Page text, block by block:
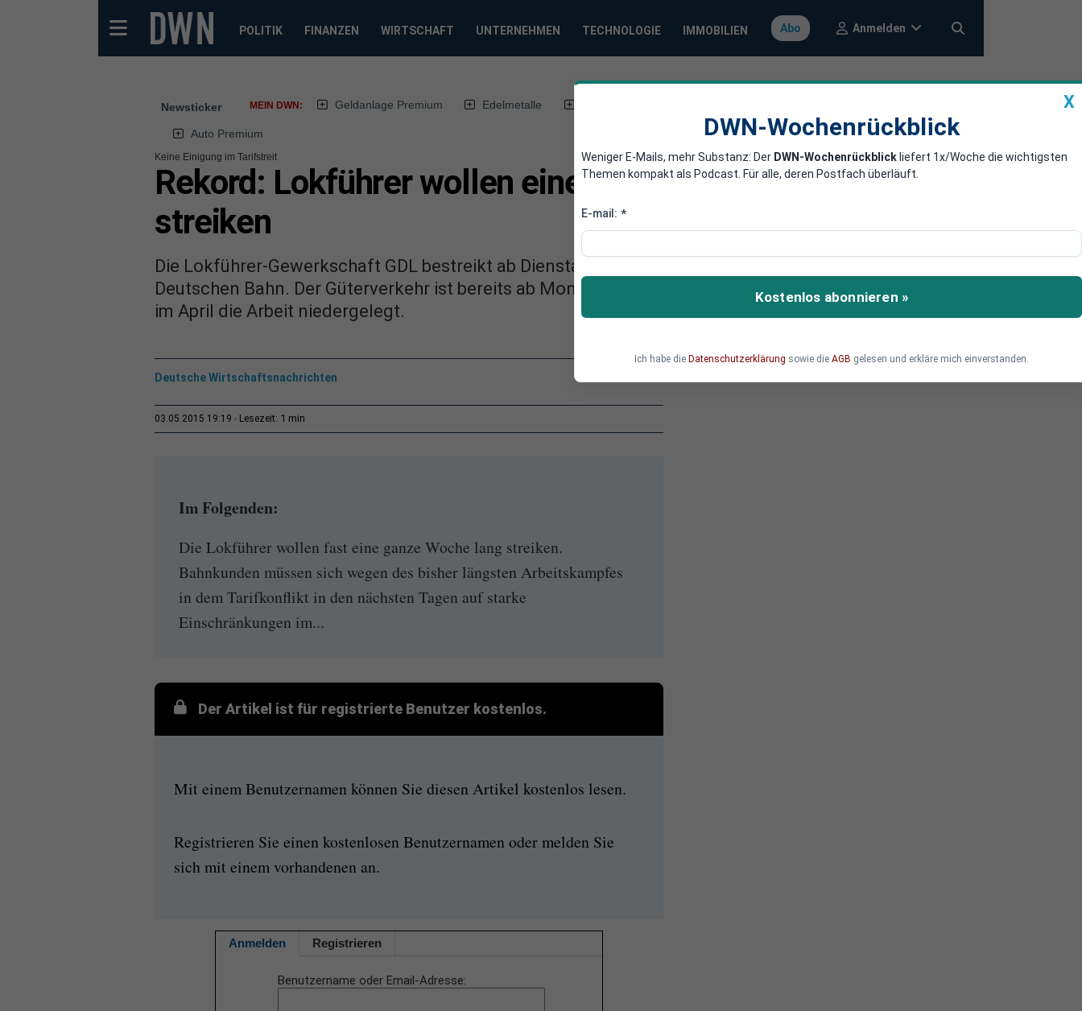
POLITIK FINANZEN WIRTSCHAFT UNTERNEHMEN TECHNOLOGIE IMMOBILIEN Abo Anmelden
Newsticker MEIN DWN: Geldanlage Premium Edelmetalle
Auto Premium
Keine Einigung im Tarifstreit
Rekord: Lokführer wollen eine ganze Woche lang
streiken
Die Lokführer-Gewerkschaft GDL bestreikt ab Dienstagnacht den Personenverkehr der
Deutschen Bahn. Der Güterverkehr ist bereits ab Montag betroffen. Die Lokführer hatten zuletzt
im April die Arbeit niedergelegt.
Deutsche Wirtschaftsnachrichten
03.05.2015 19:19 Lesezeit: 1 min
Im Folgenden:
Die Lokführer wollen fast eine ganze Woche lang streiken.
Bahnkunden müssen sich wegen des bisher längsten Arbeitskampfes
in dem Tarifkonflikt in den nächsten Tagen auf starke
Einschränkungen im...
Der Artikel ist für registrierte Benutzer kostenlos.
Mit einem Benutzernamen können Sie diesen Artikel kostenlos lesen.
Registrieren Sie einen kostenlosen Benutzernamen oder melden Sie
sich mit einem vorhandenen an.
Anmelden Registrieren
Benutzername oder Email-Adresse
X
DWN-Wochenrückblick
Weniger E-Mails, mehr Substanz: Der DWN-Wochenrückblick liefert 1x/Woche die wichtigsten
Themen kompakt als Podcast. Für alle, deren Postfach überläuft.
E-mail: *
Kostenlos abonnieren »
Ich habe die Datenschutzerklärung sowie die AGB gelesen und erkläre mich einverstanden.